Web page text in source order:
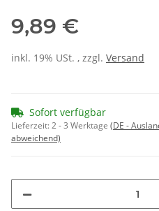
9,89 €
inkl. 19% USt. , zzgl. Versand
Sofort verfügbar
Lieferzeit:2 - 3 Werktage (DE -
abweichend)